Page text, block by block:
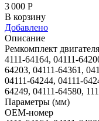
3 000 Р
В корзину
Добавлено
Описание
Ремкомплект
4111-64164, 04111-
64203, 04111-64361,
04111-64244, 04111-
64249, 04111-64580,
Параметры (мм)
OEM-номер